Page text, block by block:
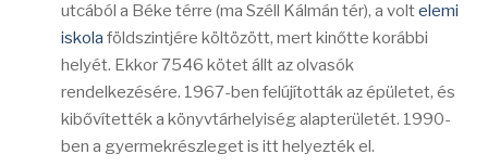
utcából a Béke térre (ma Széll Kálmán tér), a voltelemi
iskola földszintjére költözött, mert kinőtte korábbi
helyét. Ekkor 7546 kötet állt az olvasók
rendelkezésére. 1967-ben felújították az épületet, és
kibővítették a könyvtárhelyiség alapterületét. 1990-
ben a gyermekrészleget is itt helyezték el.